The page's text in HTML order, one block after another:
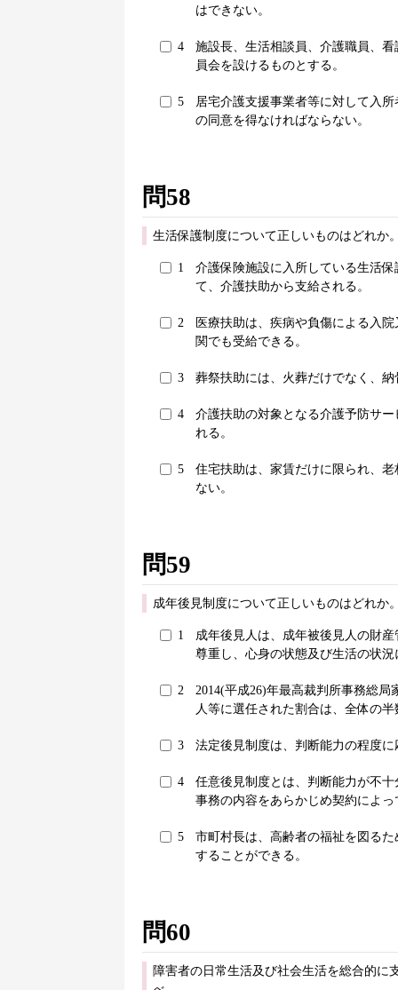
はできない。
4
施設長、生活相談員、介護職員、
員会を設けるものとする。
5
居宅介護支援事業者等に対して入
の同意を得なければならない。
問58
生活保護制度について正しいものはどれか
1
介護保険施設に入所している生活
て、介護扶助から支給される。
2
医療扶助は、疾病や負傷による入
関でも受給できる。
3 葬祭扶助には、火葬だけでなく、
4
介護扶助の対象となる介護予防サ
れる。
5
住宅扶助は、家賃だけに限られ、
ない。
問59
成年後見制度について正しいものはどれか
1
成年後見人は、成年被後見人の財
尊重し、心身の状態及び生活の状
2
2014(平成26)年最高裁判所事務総
人等に選任された割合は、全体の
3 法定後見制度は、判断能力の程度
4
任意後見制度とは、判断能力が不
事務の内容をあらかじめ契約によ
5
市町村長は、高齢者の福祉を図る
することができる。
問60
障害者の日常生活及び社会生活を総合的に